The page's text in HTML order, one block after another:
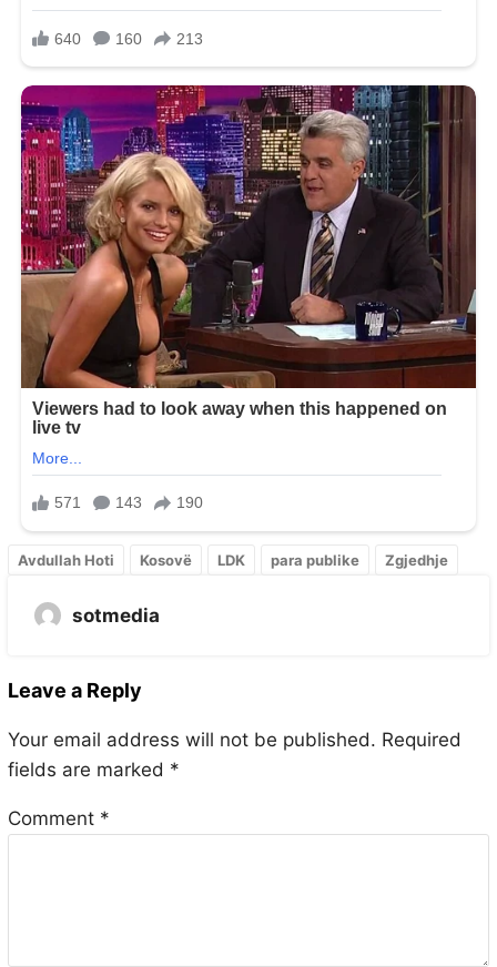
Avdullah Hoti Kosovë LDK para publike Zgjedhje
sotmedia
Leave a Reply
Your email address will not be published. Required
fields are marked *
Comment *